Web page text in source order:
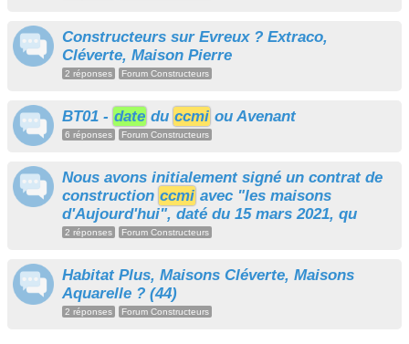
Constructeurs sur Evreux ? Extraco,
Cléverte, Maison Pierre
2 réponses Forum Constructeurs
BT01 - date du ccmi ou Avenant
6 réponses Forum Constructeurs
Nous avons initialement signé un contrat de
construction ccmi avec "les maisons
d'Aujourd'hui", daté du 15 mars 2021, qu
2 réponses Forum Constructeurs
Habitat Plus, Maisons Cléverte, Maisons
Aquarelle ? (44)
2 réponses Forum Constructeurs